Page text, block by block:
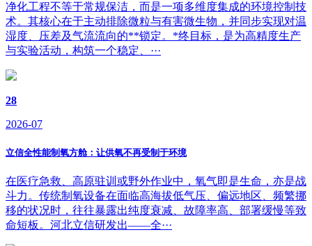
净化工程不等于常规保洁，而是一项多维度集成的环境控制技
术。其核心在于主动排除微粒与有害微生物，并同步实现对温
湿度、压差及气流流向的**锁定。*终目标，是为高精度生产
与实验活动，构筑一个稳定、···
28
2026-07
立信全性能制氧方舱：让供氧不再受制于环境
在医疗急救、高原驻训或野外作业中，氧气即是生命，亦是战
斗力。传统制氧设备在面临高海拔低气压、偏远地区、频繁挪
移的状况时，往往暴露出纯度衰减、故障率高、部署缓慢等致
命短板。河北立信研发出——全···